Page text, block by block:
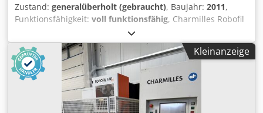
Zustand: generalüberholt (gebraucht), Baujahr: 2011,
Funktionsfähigkeit: voll funktionsfähig, Charmilles Robofil
440 CCS Baujahr 2011 Charmilles Millenium Steuerung
Verfahrwege (X / Y / Z): 550 x 350 x 400 mm Dedpfx
Alezruvustock Verfahrwege (U / V): 550 x 350 mm Max.
Konikwinkel: +/- 30° bei 400 mm Höhe Integrated Collision
Protection (ICP) auf allen 5 Achsen Maximale
Werkstückabmessungen: 1200 x 700 x 400 mm Maximales
Werkstückgewicht: 1500 kg Schneidgeschwindigkeit von
Kleinanzeige